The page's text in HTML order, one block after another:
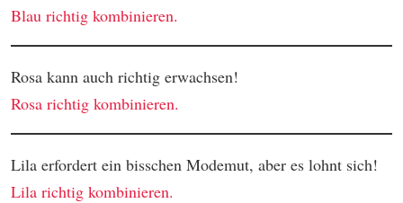
Blau richtig kombinieren.
Rosa kann auch richtig erwachsen!
Rosa richtig kombinieren.
Lila erfordert ein bisschen Modemut, aber es lohnt sich!
Lila richtig kombinieren.